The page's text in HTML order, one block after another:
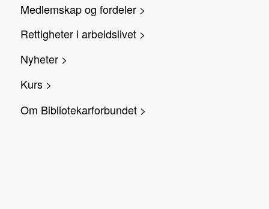
Medlemskap og fordeler >
Rettigheter i arbeidslivet >
Nyheter >
Kurs >
Om Bibliotekarforbundet >